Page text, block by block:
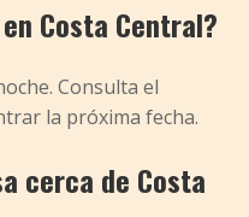
Costa Central?
Consulta el
la próxima fecha.
cerca de Costa